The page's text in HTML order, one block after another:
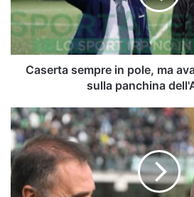
avanza
Viali:
le
ultime
sullaCaserta sempre in pole, ma
sulla panchina
Esperienza,
adattabilità
tattica:
gli
allenatori